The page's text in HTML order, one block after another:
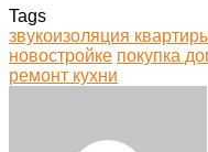
Tags
звукоизоляция
новостройке покупка
ремонт кухни